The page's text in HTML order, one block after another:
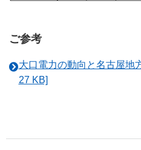
ご参考
大口電力の動向と名古屋地
27 KB]